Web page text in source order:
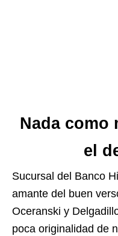
Nada como
el
Sucursal del Banco
amante del buen
Oceranski y
poca originalidad de